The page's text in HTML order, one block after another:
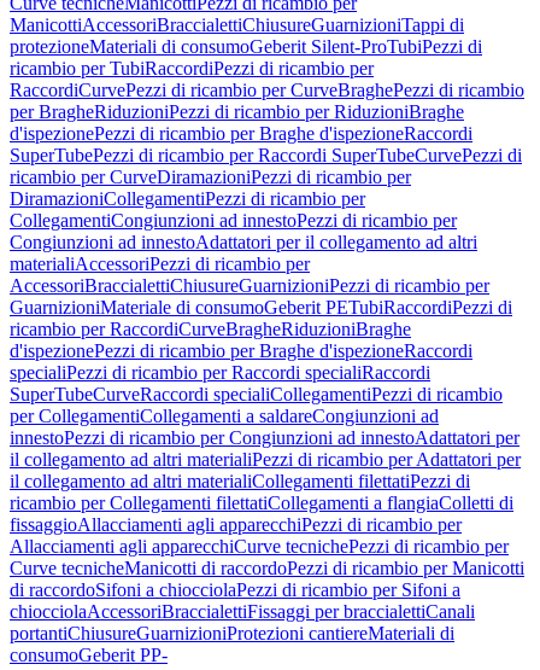
ManicottiAccessoriBraccialettiChiusureGuarnizioniTappi di
protezioneMateriali di consumoGeberit Silent-ProTubiPezzi di
ricambio per TubiRaccordiPezzi di ricambio per
RaccordiCurvePezzi di ricambio per CurveBraghePezzi di ricambio
per BragheRiduzioniPezzi di ricambio per RiduzioniBraghe
d'ispezionePezzi di ricambio per Braghe d'ispezioneRaccordi
SuperTubePezzi di ricambio per Raccordi SuperTubeCurvePezzi di
ricambio per CurveDiramazioniPezzi di ricambio per
DiramazioniCollegamentiPezzi di ricambio per
CollegamentiCongiunzioni ad innestoPezzi di ricambio per
Congiunzioni ad innestoAdattatori per il collegamento ad altri
materialiAccessoriPezzi di ricambio per
AccessoriBraccialettiChiusureGuarnizioniPezzi di ricambio per
GuarnizioniMateriale di consumoGeberit PETubiRaccordiPezzi di
ricambio per RaccordiCurveBragheRiduzioniBraghe
d'ispezionePezzi di ricambio per Braghe d'ispezioneRaccordi
specialiPezzi di ricambio per Raccordi specialiRaccordi
SuperTubeCurveRaccordi specialiCollegamentiPezzi di ricambio
per CollegamentiCollegamenti a saldareCongiunzioni ad
innestoPezzi di ricambio per Congiunzioni ad innestoAdattatori per
il collegamento ad altri materialiPezzi di ricambio per Adattatori per
il collegamento ad altri materialiCollegamenti filettatiPezzi di
ricambio per Collegamenti filettatiCollegamenti a flangiaColletti di
fissaggioAllacciamenti agli apparecchiPezzi di ricambio per
Allacciamenti agli apparecchiCurve tecnichePezzi di ricambio per
Curve tecnicheManicotti di raccordoPezzi di ricambio per Manicotti
di raccordoSifoni a chiocciolaPezzi di ricambio per Sifoni a
chiocciolaAccessoriBraccialettiFissaggi per braccialettiCanali
portantiChiusureGuarnizioniProtezioni cantiereMateriali di
consumoGeberit PP-